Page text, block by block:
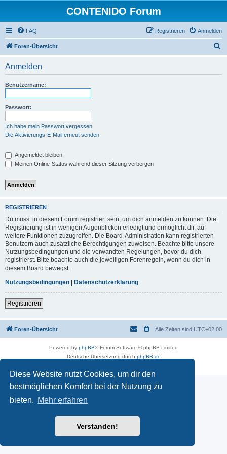
Diese Website nutzt Cookies, um dir den
bestmöglichen Komfort bei der Nutzung zu
bieten. Mehr erfahren
Verstanden!
CONTENIDO Forum
FAQ Anmelden
Registrieren
Foren-Übersicht
Anmelden
Benutzername:
Passwort:
Ich habe mein Passwort vergessen
Die Aktivierungs-E-Mail erneut senden
Angemeldet bleiben
Meinen Online-Status während dieser Sitzung verbergen
REGISTRIEREN
Du musst in diesem Forum registriert sein, um dich anmelden zu können. Die
Registrierung ist in wenigen Augenblicken erledigt und ermöglicht dir, auf
weitere Funktionen zuzugreifen. Die Board-Administration kann registrierten
Benutzern auch zusätzliche Berechtigungen zuweisen. Beachte bitte unsere
Nutzungsbedingungen und die verwandten Regelungen, bevor du dich
registrierst. Bitte beachte auch die jeweiligen Forenregeln, wenn du dich in
diesem Board bewegst.
Nutzungsbedingungen | Datenschutzerklärung
Registrieren
Foren-Übersicht Alle Zeiten sind UTC+02:00
Powered by phpBB® Forum Software © phpBB Limited
Deutsche Übersetzung durch phpBB.de